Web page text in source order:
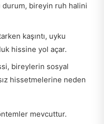
durum, bireyin ruh halini
kaşıntı, uyku
hissine yol açar.
bireylerin sosyal
hissetmelerine neden
mevcuttur.